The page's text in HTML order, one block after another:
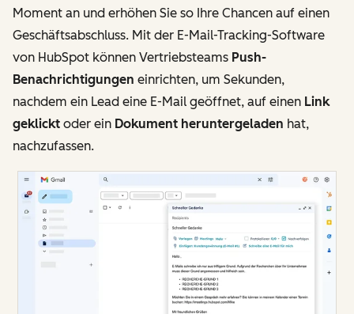
Moment an und erhöhen Sie so Ihre Chancen auf einen
Geschäftsabschluss. Mit der E-Mail-Tracking-Software
von HubSpot können Vertriebsteams Push-
Benachrichtigungen einrichten, um Sekunden,
nachdem ein Lead eine E-Mail geöffnet, auf einen Link
geklickt oder ein Dokument heruntergeladen hat,
nachzufassen.